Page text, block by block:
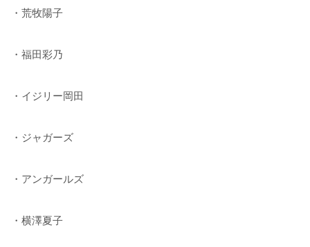
・荒牧陽子
・福田彩乃
・イジリー岡田
・ジャガーズ
・アンガールズ
・横澤夏子